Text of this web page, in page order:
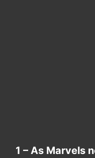
1 – As Marvels